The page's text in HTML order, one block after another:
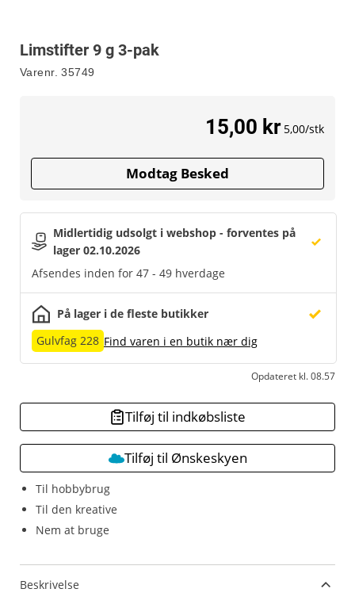
Limstifter 9 g 3-pak
Varenr. 35749
Til hobbybrug
Til den kreative
Nem at bruge
Midlertidig udsolgt i webshop - forventes på
lager 02.10.2026
Afsendes inden for 47 - 49 hverdage
På lager i de fleste butikker
Gulvfag 228 Find varen i en butik nær dig
Opdateret kl. 08.57
15,00 kr 5,00/stk
Modtag Besked
Tilføj til indkøbsliste
Tilføj til Ønskeskyen
Beskrivelse